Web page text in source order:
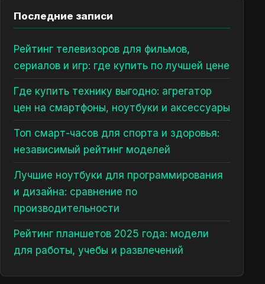
Последние записи
Рейтинг телевизоров для фильмов,
сериалов и игр: где купить по лучшей цене
Где купить технику выгодно: агрегатор
цен на смартфоны, ноутбуки и аксессуары
Топ смарт-часов для спорта и здоровья:
независимый рейтинг моделей
Лучшие ноутбуки для программирования
и дизайна: сравнение по
производительности
Рейтинг планшетов 2025 года: модели
для работы, учебы и развлечений